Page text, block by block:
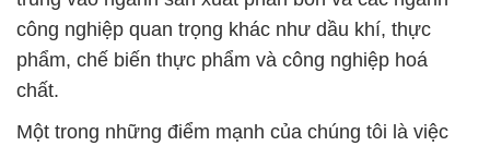
công nghiệp quan trọng khác như dầu khí, thực
phẩm, chế biến thực phẩm và công nghiệp hoá
chất.
Một trong những điểm mạnh của chúng tôi là việc